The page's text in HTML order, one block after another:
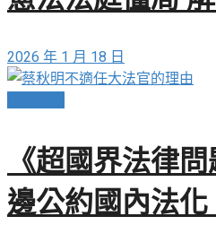
2026 年 1 月 18 日
《超國界法律
邊公約國內法